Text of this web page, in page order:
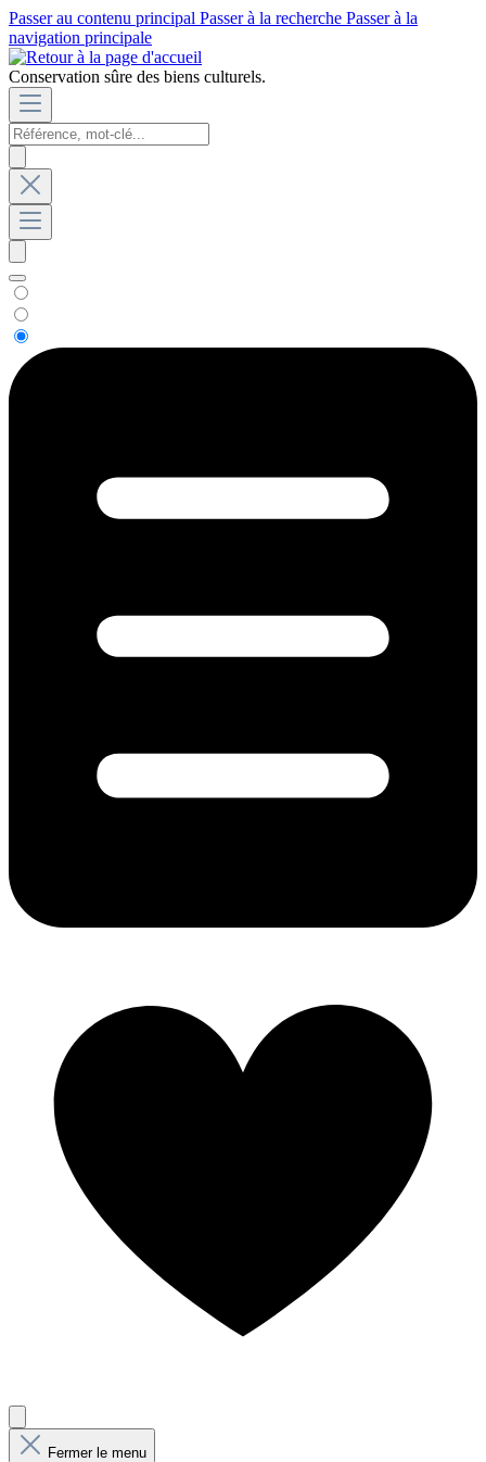
Passer au contenu principal Passer à la recherche Passer à la
navigation principale
Conservation sûre des biens culturels.
Fermer le menu